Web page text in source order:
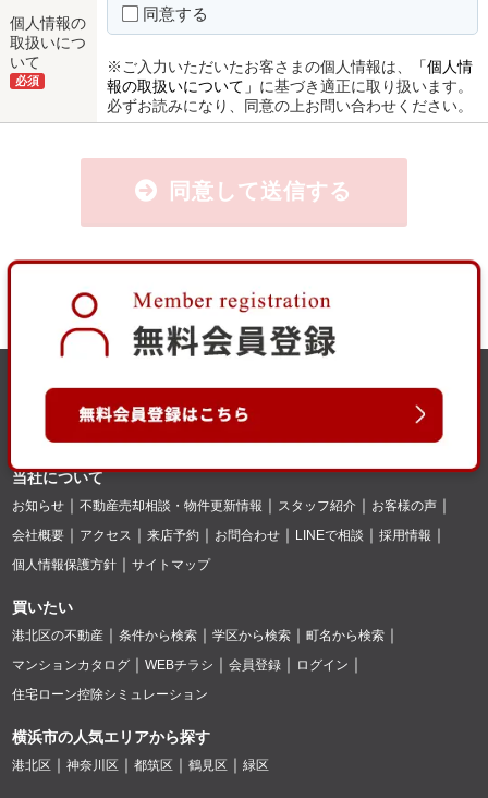
個人情報の
取扱いにつ
いて
必須
同意する
※ご入力いただいたお客さまの個人情報は、
「個人情
報の取扱いについて」 に基づき適正に取り扱います。
必ずお読みになり、同意の上お問い合わせください。
同意して送信する
当社について
お知らせ 不動産売却相談・物件更新情報 スタッフ紹介
お客様の声
会社概要
アクセス 来店予約 お問合わせ LINEで相談
採用情報
個人情報保護方針
サイトマップ
買いたい
港北区の不動産 条件から検索 学区から検索
町名から検索
マンションカタログ
WEBチラシ 会員登録
ログイン
住宅ローン控除シミュレーション
横浜市の人気エリアから探す
港北区 神奈川区 都筑区 鶴見区 緑区